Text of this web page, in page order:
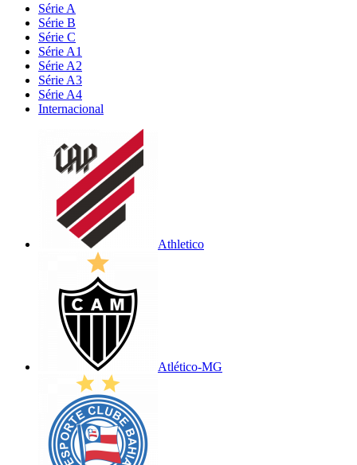
Série A
Série B
Série C
Série A1
Série A2
Série A3
Série A4
Internacional
Athletico
Atlético-MG